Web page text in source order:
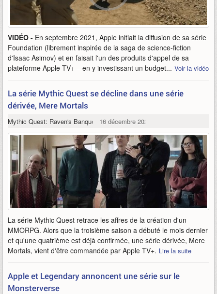
VIDÉO - En septembre 2021, Apple initiait la diffusion de sa série
Foundation (librement inspirée de la saga de science-fiction
d'Isaac Asimov) et en faisait l'un des produits d'appel de sa
plateforme Apple TV+ – en y investissant un budget... Voir la vidéo
La série Mythic Quest se décline dans une série
dérivée, Mere Mortals
Mythic Quest: Raven's Banquet 16 décembre 2022
La série Mythic Quest retrace les affres de la création d'un
MMORPG. Alors que la troisième saison a débuté le mois dernier
et qu'une quatrième est déjà confirmée, une série dérivée, Mere
Mortals, vient d'être commandée par Apple TV+. Lire la suite
Apple et Legendary annoncent une série sur le
Monsterverse